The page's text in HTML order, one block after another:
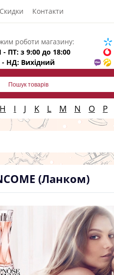
Скидки Контакти
роботи магазину:
- ПТ: з 9:00 до 18:00
- НД: Вихідний
H I J K L M N O P
(Ланком)